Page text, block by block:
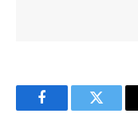
FacebookTwitter